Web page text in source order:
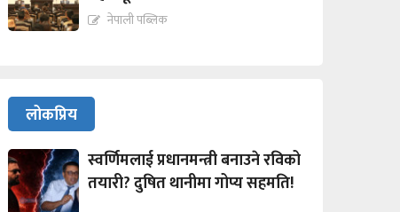
नेपाली पब्लिक
लोकप्रिय
स्वर्णिमलाई प्रधानमन्त्री बनाउने रविको
तयारी? दुषित थानीमा गोप्य सहमति!